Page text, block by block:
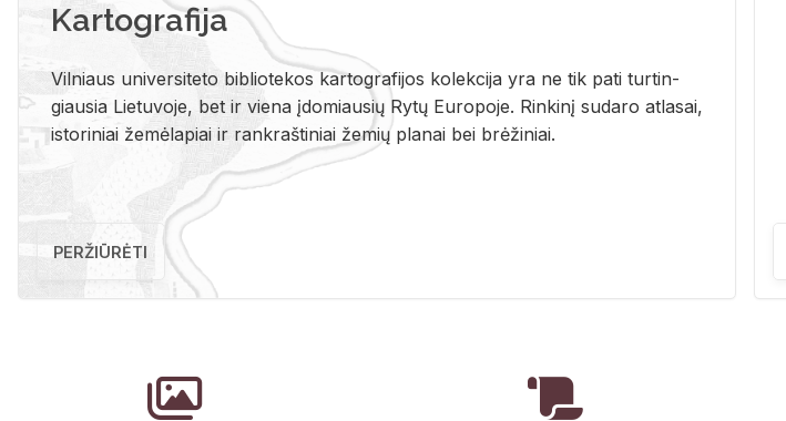
Kartografija
Vil­niaus uni­ver­si­te­to bi­b­lio­te­kos kar­to­gra­fi­jos ko­lek­ci­ja yra ne tik pati tur­tin­
giau­sia Lie­tu­vo­je, bet ir vie­na įdo­miau­sių Rytų Eu­ro­po­je. Rin­ki­nį su­da­ro at­la­sai,
is­to­ri­niai že­mė­la­piai ir rank­raš­ti­niai že­mių pla­nai bei brė­ži­niai.
PERŽIŪRĖTI